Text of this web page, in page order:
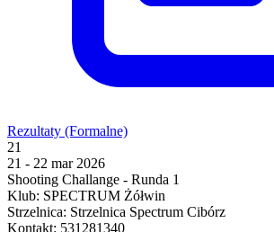
Rezultaty (Formalne)
21
21 - 22 mar 2026
Shooting Challange - Runda 1
Klub: SPECTRUM Żółwin
Strzelnica: Strzelnica Spectrum Cibórz
Kontakt: 531281340